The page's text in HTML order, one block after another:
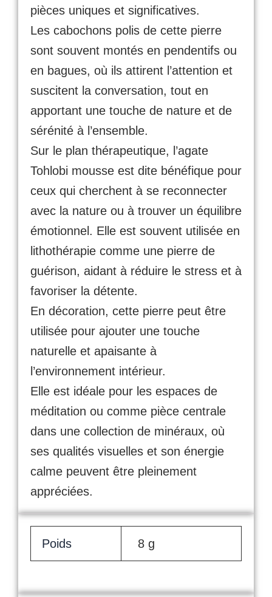
pièces uniques et significatives.
Les cabochons polis de cette pierre
sont souvent montés en pendentifs ou
en bagues, où ils attirent l’attention et
suscitent la conversation, tout en
apportant une touche de nature et de
sérénité à l’ensemble.
Sur le plan thérapeutique, l’agate
Tohlobi mousse est dite bénéfique pour
ceux qui cherchent à se reconnecter
avec la nature ou à trouver un équilibre
émotionnel. Elle est souvent utilisée en
lithothérapie comme une pierre de
guérison, aidant à réduire le stress et à
favoriser la détente.
En décoration, cette pierre peut être
utilisée pour ajouter une touche
naturelle et apaisante à
l’environnement intérieur.
Elle est idéale pour les espaces de
méditation ou comme pièce centrale
dans une collection de minéraux, où
ses qualités visuelles et son énergie
calme peuvent être pleinement
appréciées.
Poids 8 g